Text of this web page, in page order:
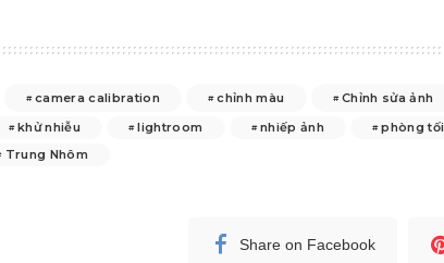
camera calibration chỉnh màu Chỉnh sửa ảnh
khử nhiễu lightroom nhiếp ảnh
phòng tối
Trung Nhôm
Share on Facebook